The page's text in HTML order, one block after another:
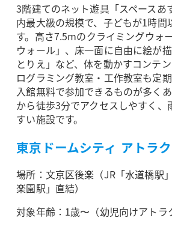
3階建てのネット遊具「スペースあ
内最大級の規模で、子どもが1時間
す。高さ7.5mのクライミングウォ
ウォール」、床一面に自由に絵が
とりえ」など、体を動かすコンテ
ログラミング教室・工作教室も定期
入館無料で参加できるものが多く
から徒歩3分でアクセスしやすく、
すい施設です。
東京ドームシティ アトラ
場所：文京区後楽（JR「水道橋駅
楽園駅」直結）
対象年齢：1歳〜（幼児向けアトラ